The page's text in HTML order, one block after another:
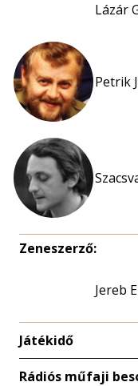
Lázár
Petrik
Zeneszerző:
Jereb
Játékidő
Rádiós műfaji